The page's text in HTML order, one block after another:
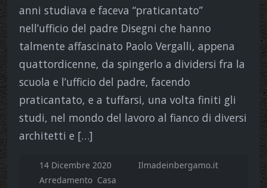
anni studiava e faceva “praticantato”
nell’ufficio del padre Disegni che hanno
talmente affascinato Paolo Vergalli, appena
quattordicenne, da spingerlo a dividersi fra la
scuola e l’ufficio del padre, facendo
praticantato, e a tuffarsi, una volta finiti gli
studi, nel mondo del lavoro al fianco di diversi
architetti e […]
14 Dicembre 2020
Ilmadeinbergamo.it
Arredamento Casa